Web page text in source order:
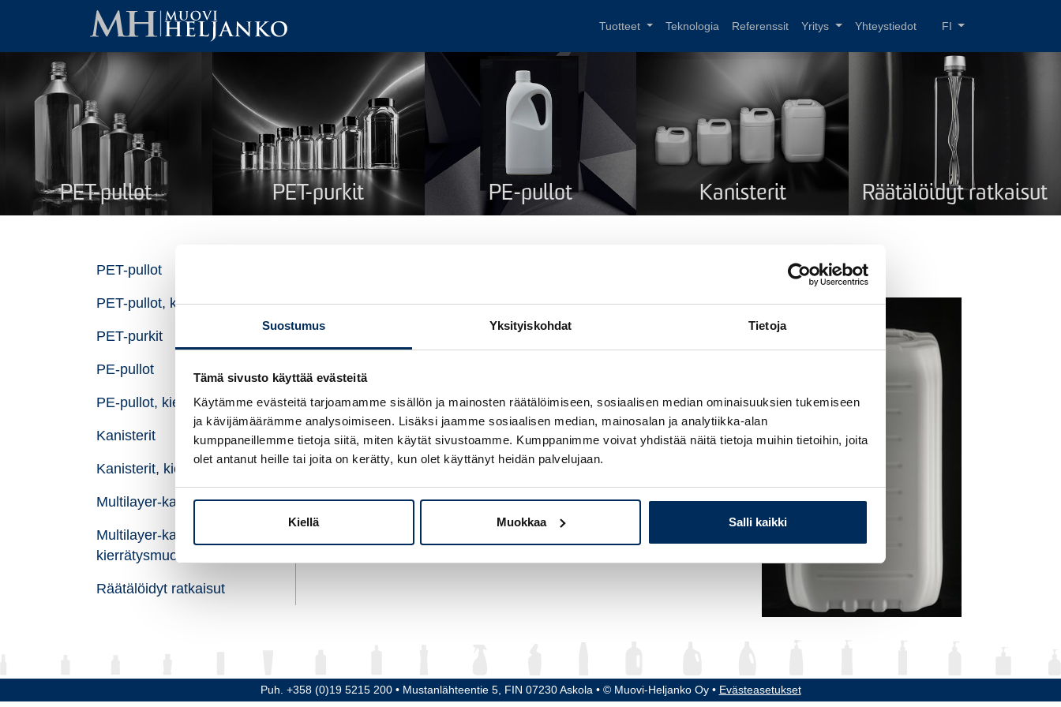
Suostumus Yksityiskohdat Tietoja
Tämä sivusto käyttää evästeitä
Käytämme evästeitä tarjoamamme sisällön ja mainosten räätälöimiseen, sosiaalisen median ominaisuuksien tukemiseen
ja kävijämäärämme analysoimiseen. Lisäksi jaamme sosiaalisen median, mainosalan ja analytiikka-alan
kumppaneillemme tietoja siitä, miten käytät sivustoamme. Kumppanimme voivat yhdistää näitä tietoja muihin tietoihin, joita
olet antanut heille tai joita on kerätty, kun olet käyttänyt heidän palvelujaan.
Kiellä Muokkaa Salli kaikki
Tuotteet Teknologia Referenssit Yritys Yhteystiedot FI
PET-pullot PET-purkit PE-pullot Kanisterit Räätälöidyt ratkaisut
PET-pullot
PET-pullot, kierrätysmuovi
PET-purkit
PE-pullot
PE-pullot, kierrätysmuovi
Kanisterit
Kanisterit, kierrätysmuovi
Multilayer-kanisterit
Multilayer-kanisterit,
kierrätysmuovi
Räätälöidyt ratkaisut
Tuotekoodi
Tilavuus
Korkeus 499 mm
Halkaisija 239 x 292 mm
Materiaali rHDPE / CoEx6
Puh. +358 (0)19 5215 200 • Mustanlähteentie 5, FIN 07230 Askola • © Muovi-Heljanko Oy • Evästeasetukset